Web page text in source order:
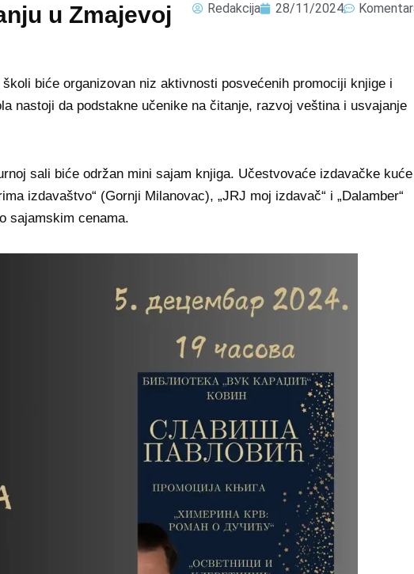
u Zmajevoj
Redakcija 28/11/2024
biće organizovan niz aktivnosti posvećenih promociji knjige i
nastoji da podstakne učenike na čitanje, razvoj veština i usvajanje
sali biće održan mini sajam knjiga. Učestvovaće izdavačke kuće
izdavaštvo“ (Gornji Milanovac), „JRJ moj izdavač“ i „Dalamber“
sajamskim cenama.